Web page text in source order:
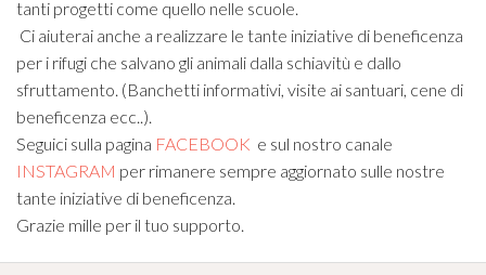
tanti progetti come quello nelle scuole.
Ci aiuterai anche a realizzare le tante iniziative di beneficenza
per i rifugi che salvano gli animali dalla schiavitù e dallo
sfruttamento. (Banchetti informativi, visite ai santuari, cene di
beneficenza ecc..).
Seguici sulla pagina FACEBOOK e sul nostro canale
INSTAGRAM per rimanere sempre aggiornato sulle nostre
tante iniziative di beneficenza.
Grazie mille per il tuo supporto.